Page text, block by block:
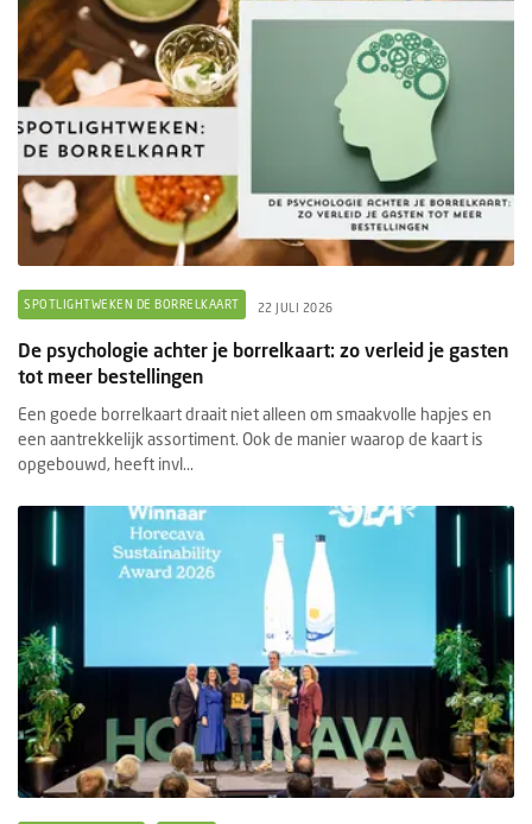
SPOTLIGHTWEKEN DE BORRELKAART 22 JULI 2026
De psychologie achter je borrelkaart: zo verleid je gasten
tot meer bestellingen
Een goede borrelkaart draait niet alleen om smaakvolle hapjes en
een aantrekkelijk assortiment. Ook de manier waarop de kaart is
opgebouwd, heeft invl...